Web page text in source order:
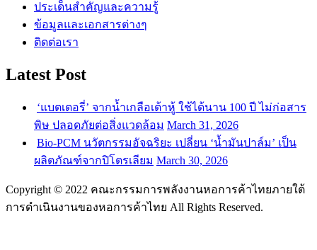
ประเด็นสำคัญและความรู้
ข้อมูลและเอกสารต่างๆ
ติดต่อเรา
Latest Post
‘แบตเตอรี่’ จากน้ำเกลือเต้าหู้ ใช้ได้นาน 100 ปี ไม่ก่อสาร
พิษ ปลอดภัยต่อสิ่งแวดล้อม March 31, 2026
Bio-PCM นวัตกรรมอัจฉริยะ เปลี่ยน ‘น้ำมันปาล์ม’ เป็น
ผลิตภัณฑ์จากปิโตรเลียม March 30, 2026
Copyright © 2022 คณะกรรมการพลังงานหอการค้าไทยภายใต้
การดำเนินงานของหอการค้าไทย All Rights Reserved.